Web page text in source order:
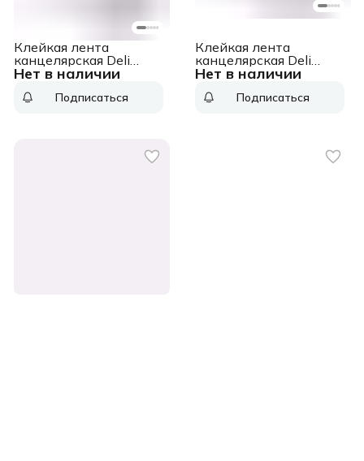
Нет в наличии
Клейкая лента
канцелярская Deli
EA699 прозрачная
45мкр
Подписаться
Нет в наличии
Клейкая лента
канцелярская Deli
EA698 прозрачная
48мкр
Подписаться